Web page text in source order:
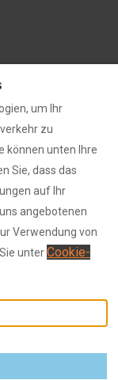
31
-
um Ihr
zu
können unten Ihre
Sie, dass das
auf Ihr
angebotenen
Verwendung von
unterCookie-